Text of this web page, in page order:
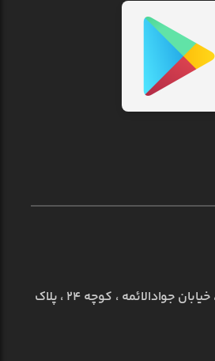
استان قم ، شهر قم ، خیابان جوادالائمه ، کوچه ۲۴ ، پلاک